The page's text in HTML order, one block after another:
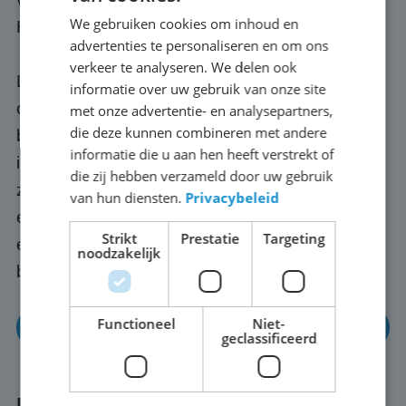
Hoek van Holland.
LED-scoreborden zijn veelzijdige, moderne
oplossingen die de zichtbaarheid,
betrokkenheid en effectiviteit van
informatieoverdracht aanzienlijk verbeteren. Ze
zijn geschikt voor uiteenlopende toepassingen
en dragen bij aan het succes en de impact van
evenementen, sporten en zakelijke
bijeenkomsten in en rond Hoek van Holland.
Meer informatie
We gebruiken cookies om inhoud en
advertenties te personaliseren en om ons
verkeer te analyseren. We delen ook
informatie over uw gebruik van onze site
met onze advertentie- en analysepartners,
die deze kunnen combineren met andere
informatie die u aan hen heeft verstrekt of
die zij hebben verzameld door uw gebruik
van hun diensten. Privacybeleid
Strikt
noodzakelijk
Prestatie Targeting
Functioneel
Niet-
geclassificeerd